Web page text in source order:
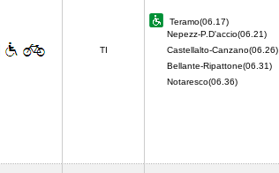
TI
Teramo(06.17)
Nepezz-P.D'accio(06.21)
Castellalto-Canzano(06.26)
Bellante-Ripattone(06.31)
Notaresco(06.36)